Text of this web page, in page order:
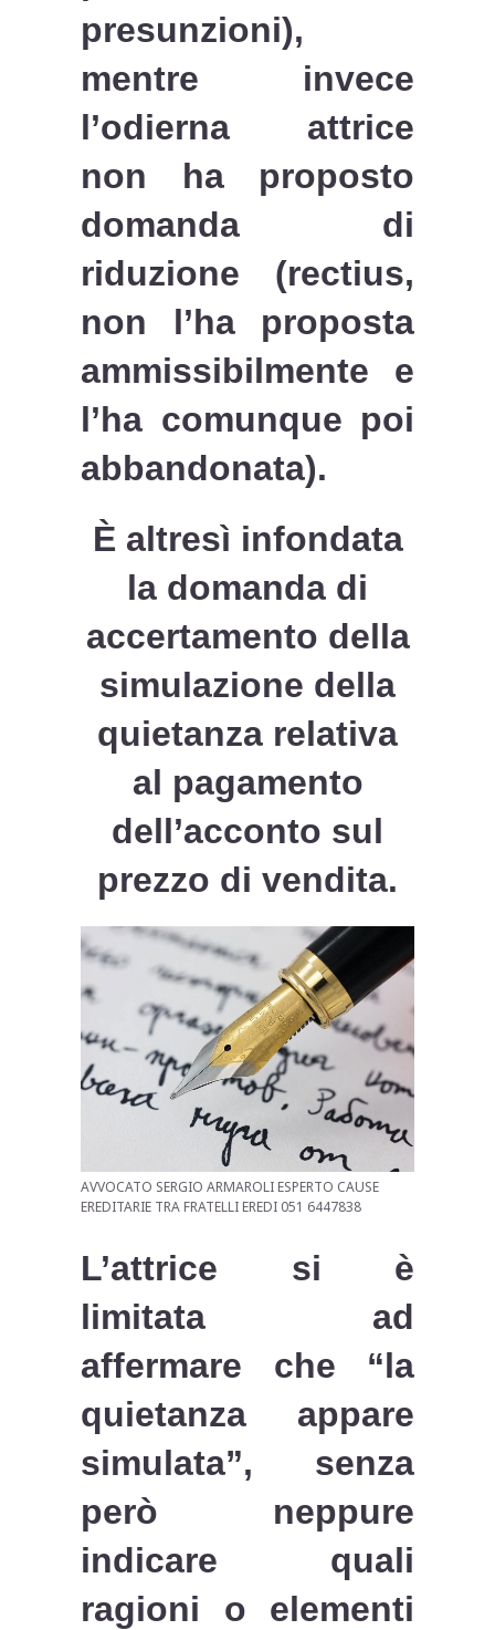
presunzioni),
mentre invece
l’odierna attrice
non ha proposto
domanda di
riduzione (rectius,
non l’ha proposta
ammissibilmente e
l’ha comunque poi
abbandonata).
È altresì infondata
la domanda di
accertamento della
simulazione della
quietanza relativa
al pagamento
dell’acconto sul
prezzo di vendita.
AVVOCATO SERGIO ARMAROLI ESPERTO CAUSE
EREDITARIE TRA FRATELLI EREDI 051 6447838
L’attrice si è
limitata ad
affermare che “la
quietanza appare
simulata”, senza
però neppure
indicare quali
ragioni o elementi